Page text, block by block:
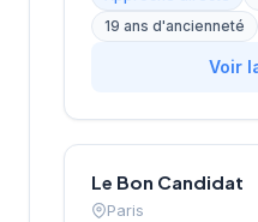
recrutement de
coaching et
Monceau dans le 8e
19 ans d'ancienneté
Voir
Le Bon Candidat
Paris